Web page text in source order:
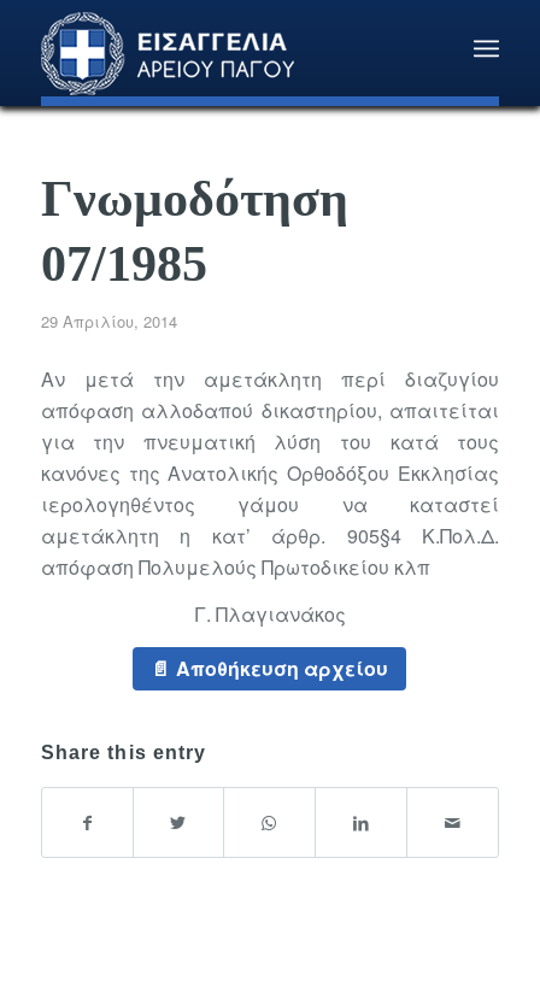
Γνωμοδότηση
07/1985
29 Απριλίου, 2014
Αν μετά την αμετάκλητη περί διαζυγίου
απόφαση αλλοδαπού δικαστηρίου, απαιτείται
για την πνευματική λύση του κατά τους
κανόνες της Ανατολικής Ορθοδόξου Εκκλησίας
ιερολογηθέντος γάμου να καταστεί
αμετάκλητη η κατ’ άρθρ. 905§4 Κ.Πολ.Δ.
απόφαση Πολυμελούς Πρωτοδικείου κλπ
Γ. Πλαγιανάκος
Αποθήκευση αρχείου
Share this entry